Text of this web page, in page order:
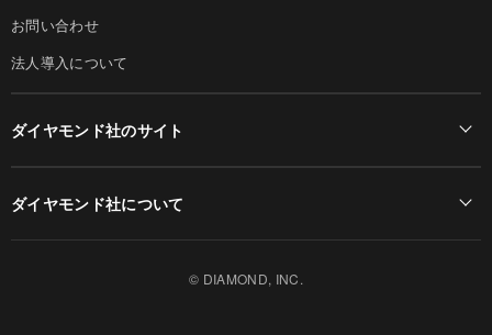
お問い合わせ
法人導入について
ダイヤモンド社のサイト
ダイヤモンド社について
© DIAMOND, INC.